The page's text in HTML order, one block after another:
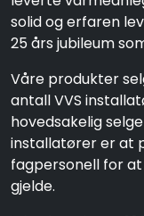
solid og erfaren
25 års jubileum
Våre produkter
antall VVS
hovedsakelig
installatører er at
fagpersonell for
gjelde.